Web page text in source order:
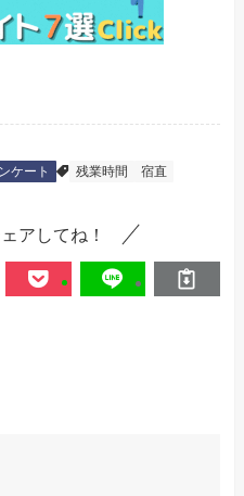
ケート 残業時間 宿直
アしてね！